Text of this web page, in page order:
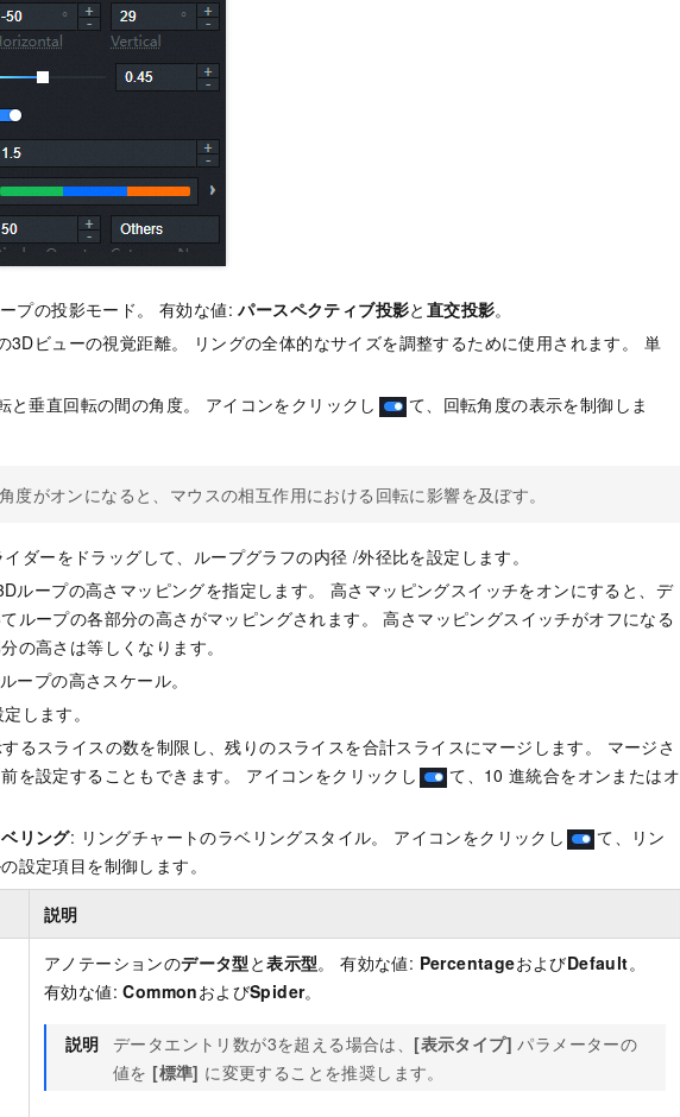
プの投影モード。 有効な値:パースペクティブ投影と 直交投影。
3Dビューの視覚距離。 リングの全体的なサイズを調整するために使用されます。 単
と垂直回転の間の角度。 アイコンをクリックし
て、回転角度の表示を制御しま
度がオンになると、マウスの相互作用における回転に影響を及ぼす。
イダーをドラッグして、ループグラフの内径 /外径比を設定します。
ループの高さマッピングを指定します。 高さマッピングスイッチをオンにすると、デ
ループの各部分の高さがマッピングされます。 高さマッピングスイッチがオフになる
の高さは等しくなります。
ープの高さスケール。
します。
るスライスの数を制限し、残りのスライスを合計スライスにマージします。 マージさ
を設定することもできます。 アイコンをクリックし
て、10 進統合をオンまたはオ
リング: リングチャートのラベリングスタイル。 アイコンをクリックし
て、リン
設定項目を制御します。
説明
アノテーションのデータ型 と表示型。 有効な値: PercentageおよびDefault。
有効な値:CommonおよびSpider。
説明 データエントリ数が3を超える場合は、 [表示タイプ] パラメーターの
値を [標準] に変更することを推奨します。